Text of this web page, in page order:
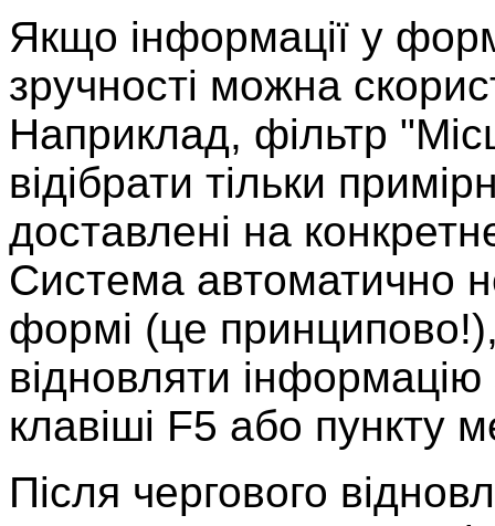
Якщо інформації у
зручності можна
Наприклад, фільтр
відібрати тільки
доставлені на
Система автоматично
формі (це
відновляти
клавіші F5 або пункту
Після чергового